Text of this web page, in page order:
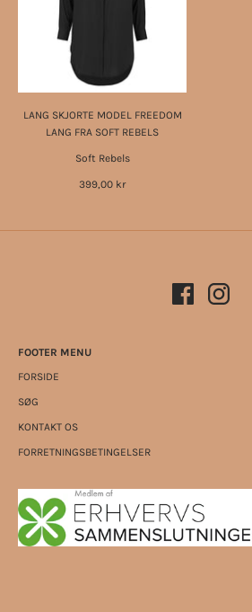
LANG SKJORTE MODEL FREEDOM
LANG FRA SOFT REBELS
Soft Rebels
399,00 kr
FOOTER MENU
FORSIDE
SØG
KONTAKT OS
FORRETNINGSBETINGELSER